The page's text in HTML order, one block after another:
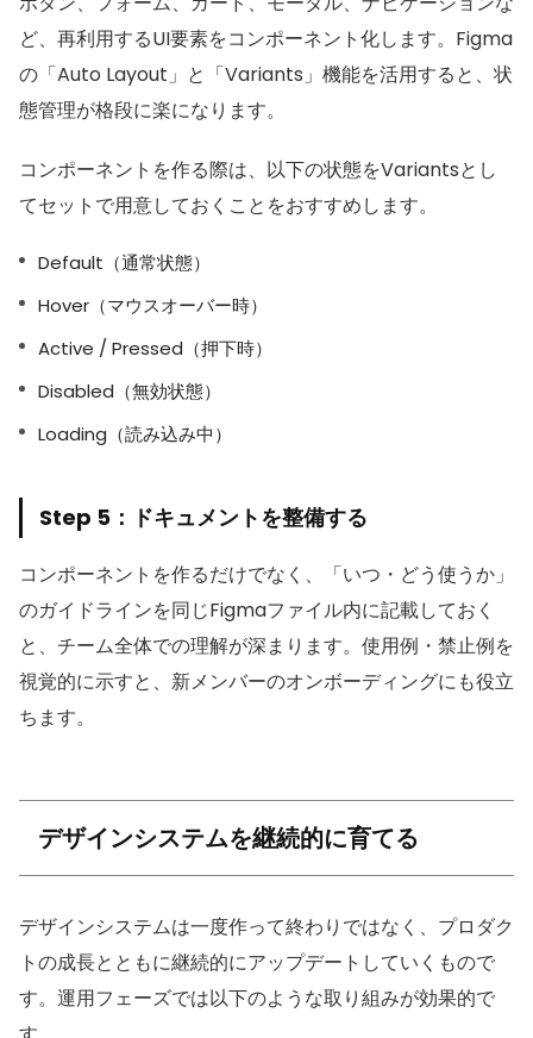
ど、再利用するUI要素をコンポーネント化します。Figma
の「Auto Layout」と「Variants」機能を活用すると、状
態管理が格段に楽になります。
コンポーネントを作る際は、以下の状態をVariantsとし
てセットで用意しておくことをおすすめします。
Default（通常状態）
Hover（マウスオーバー時）
Active / Pressed（押下時）
Disabled（無効状態）
Loading（読み込み中）
Step 5：ドキュメントを整備する
コンポーネントを作るだけでなく、「いつ・どう使うか」
のガイドラインを同じFigmaファイル内に記載しておく
と、チーム全体での理解が深まります。使用例・禁止例を
視覚的に示すと、新メンバーのオンボーディングにも役立
ちます。
デザインシステムを継続的に育てる
デザインシステムは一度作って終わりではなく、プロダク
トの成長とともに継続的にアップデートしていくもので
す。運用フェーズでは以下のような取り組みが効果的で